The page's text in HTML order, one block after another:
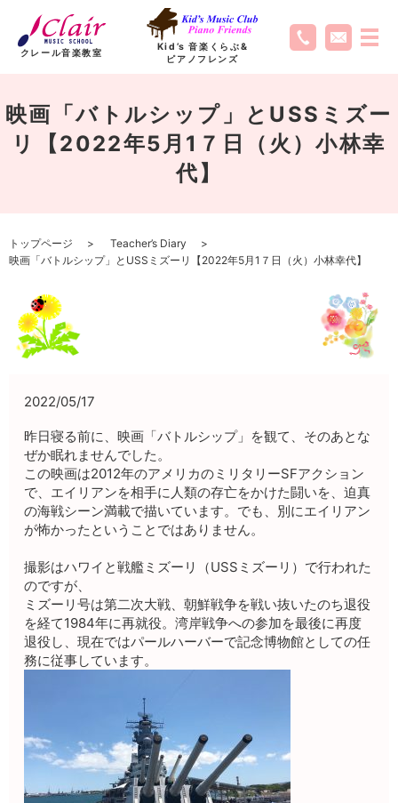
クレール音楽教室
Kid’s 音楽くらぶ&
ピアノフレンズ
映画「バトルシップ」とUSSミズー
リ【2022年5月1７日（火）小林幸
代】
トップページ
Teacher’s Diary
映画「バトルシップ」とUSSミズーリ【2022年5月1７日（火）小林幸代】
2022/05/17
昨日寝る前に、映画「バトルシップ」を観て、そのあとな
ぜか眠れませんでした。
この映画は2012年のアメリカのミリタリーSFアクション
で、エイリアンを相手に人類の存亡をかけた闘いを、迫真
の海戦シーン満載で描いています。でも、別にエイリアン
が怖かったということではありません。
撮影はハワイと戦艦ミズーリ（USSミズーリ）で行われた
のですが、
ミズーリ号は第二次大戦、朝鮮戦争を戦い抜いたのち退役
を経て1984年に再就役。湾岸戦争への参加を最後に再度
退役し、現在ではパールハーバーで記念博物館としての任
務に従事しています。